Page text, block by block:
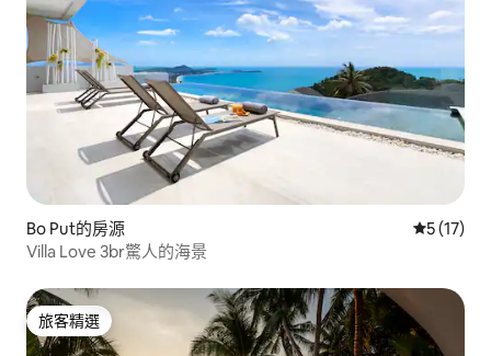
Bo Put的房源 從 17 則
5 (17)
Villa Love 3br驚人的海景
旅客精選
旅客精選